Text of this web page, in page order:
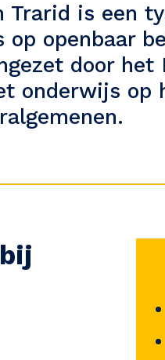
Trarid is een
openbaar
door
onderwijs op